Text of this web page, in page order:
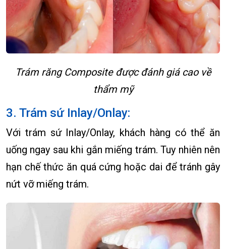
Trám răng Composite được đánh giá cao về
thẩm mỹ
3. Trám sứ Inlay/Onlay:
Với trám sứ Inlay/Onlay, khách hàng có thể ăn
uống ngay sau khi gắn miếng trám. Tuy nhiên nên
hạn chế thức ăn quá cứng hoặc dai để tránh gây
nứt vỡ miếng trám.